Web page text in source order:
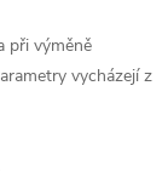
při výměně
vycházejí z